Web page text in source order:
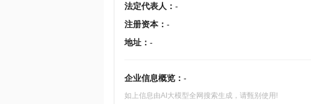
法定代表人 ： -
注册资本： -
地址： -
企业信息概览： -
如上信息由AI大模型全网搜索生成，请甄别使用!